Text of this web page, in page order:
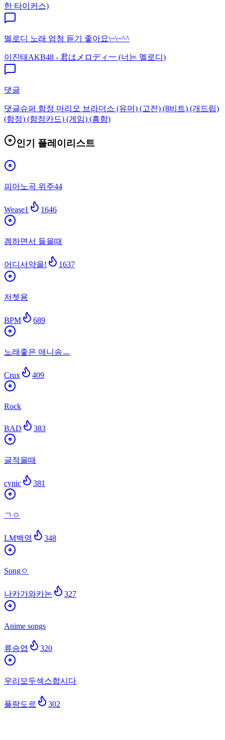
한 타이커스)
멜로디 노래 엄청 듣기 좋아요\~\~^^
이진태 AKB48 - 君はメロディ一 (너는 멜로디)
댓글
댓글슈퍼 함정 마리오 브라더스 (유머) (고전) (8비트) (개드립)
(함정) (함정카드) (게임) (흥함)
인기 플레이리스트
피아노곡 위주44
Wease1 1646
겜하면서 들을때
어디서약을! 1637
저쳇용
BPM 689
노래좋은 애니송ㅡ
Crux 409
Rock
BAD 383
글적을때
cynic 381
ㄱㅇ
LM백영 348
Songㅇ
나카가와카논 327
Anime songs
류승엽 320
우리모두섹스합시다
플랑도르 302